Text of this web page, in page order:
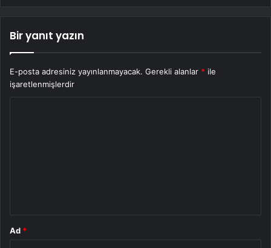
Bir yanıt yazın
E-posta adresiniz yayınlanmayacak. Gerekli alanlar * ile
işaretlenmişlerdir
Ad *